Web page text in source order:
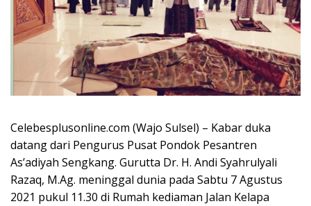
Celebesplusonline.com (Wajo Sulsel) – Kabar duka
datang dari Pengurus Pusat Pondok Pesantren
As’adiyah Sengkang. Gurutta Dr. H. Andi Syahrulyali
Razaq, M.Ag. meninggal dunia pada Sabtu 7 Agustus
2021 pukul 11.30 di Rumah kediaman Jalan Kelapa